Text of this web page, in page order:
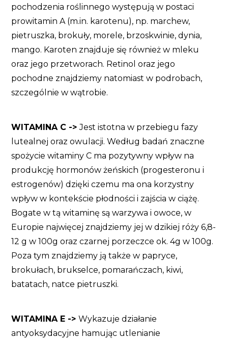
pochodzenia roślinnego występują w postaci
prowitamin A (m.in. karotenu), np. marchew,
pietruszka, brokuły, morele, brzoskwinie, dynia,
mango. Karoten znajduje się również w mleku
oraz jego przetworach. Retinol oraz jego
pochodne znajdziemy natomiast w podrobach,
szczególnie w wątrobie.
WITAMINA C ->Jest istotna w przebiegu fazy
lutealnej oraz owulacji. Według badań znaczne
spożycie witaminy C ma pozytywny wpływ na
produkcję hormonów żeńskich (progesteronu i
estrogenów) dzięki czemu ma ona korzystny
wpływ w kontekście płodności i zajścia w ciążę.
Bogate w tą witaminę są warzywa i owoce, w
Europie najwięcej znajdziemy jej w dzikiej róży 6,8-
12 g w 100g oraz czarnej porzeczce ok. 4g w 100g.
Poza tym znajdziemy ją także w papryce,
brokułach, brukselce, pomarańczach, kiwi,
batatach, natce pietruszki.
WITAMINA E -> Wykazuje działanie
antyoksydacyjne hamując utlenianie